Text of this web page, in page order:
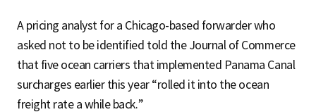
A pricing analyst for a Chicago-based forwarder who
asked not to be identified told the Journal of Commerce
that five ocean carriers that implemented Panama Canal
surcharges earlier this year “rolled it into the ocean
freight rate a while back.”